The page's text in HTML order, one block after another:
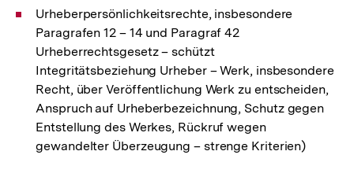
Urheberpersönlichkeitsrechte, insbesondere
Paragrafen 12 – 14 und Paragraf 42
Urheberrechtsgesetz – schützt
Integritätsbeziehung Urheber – Werk, insbesondere
Recht, über Veröffentlichung Werk zu entscheiden,
Anspruch auf Urheberbezeichnung, Schutz gegen
Entstellung des Werkes, Rückruf wegen
gewandelter Überzeugung – strenge Kriterien)